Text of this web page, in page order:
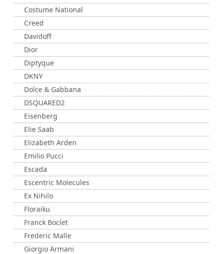
Costume National
Creed
Davidoff
Dior
Diptyque
DKNY
Dolce & Gabbana
DSQUARED2
Eisenberg
Elie Saab
Elizabeth Arden
Emilio Pucci
Escada
Escentric Molecules
Ex Nihilo
Floraiku
Franck Boclet
Frederic Malle
Giorgio Armani